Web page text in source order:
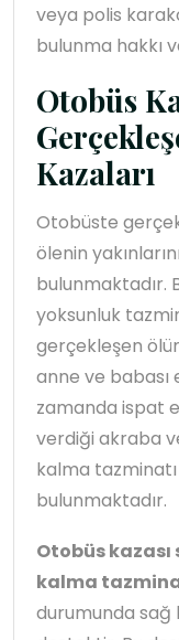
veya polis
bulunma hakkı
Otobüs
Kazaları
Otobüste
ölenin
bulunmaktadır.
yoksunluk
gerçekleşen
anne ve babası
zamanda ispat
verdiği akraba
kalma
bulunmaktadır.
Otobüs
kalma
durumunda sağ